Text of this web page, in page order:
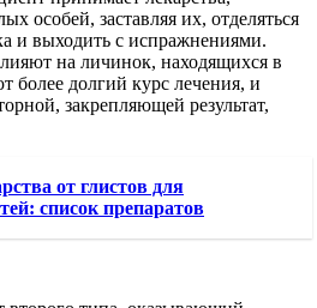
особей, заставляя их, отделяться
и выходить с испражнениями.
на личинок, находящихся в
более долгий курс лечения, и
закрепляющей результат,
от глистов для
список препаратов